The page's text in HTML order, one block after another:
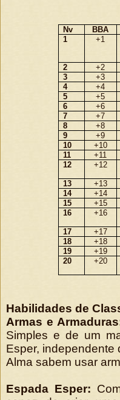
Nv BBA
1
+1
2
+2
3
+3
4
+4
5
+5
6
+6
7
+7
8
+8
9
+9
10
+10
11
+11
12
+12
13
+13
14
+14
15
+15
16
+16
17
+17
18
+18
19
+19
20
+20
Habilidades de
Armas e
Simples e de um
Esper,
Alma sabem usar
Espada Esper: